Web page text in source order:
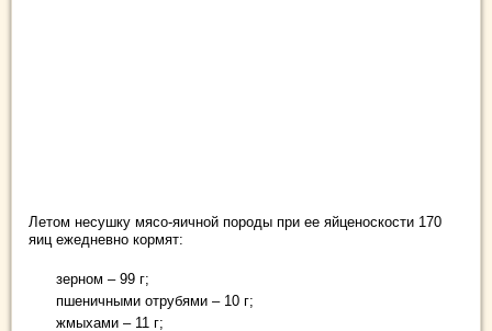
Летом несушку мясо-яичной породы при ее яйценоскости 170
яиц ежедневно кормят:
зерном – 99 г;
пшеничными отрубями – 10 г;
жмыхами – 11 г;